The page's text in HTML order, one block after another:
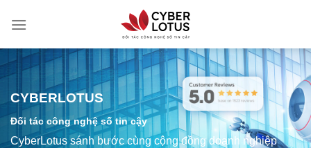
CYBERLOTUS
Đối tác công nghệ số tin cậy
CyberLotus sánh bước cùng cộng đồng doanh nghiệp